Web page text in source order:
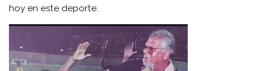
hoy en este deporte.